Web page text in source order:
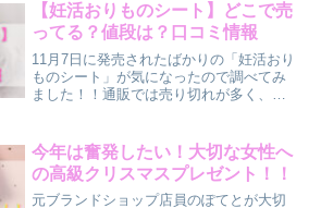
【妊活おりものシート】どこで売
ってる？値段は？口コミ情報
11月7日に発売されたばかりの「妊活おり
ものシート」が気になったので調べてみ
ました！！通販では売り切れが多く、店
てみました。気になる方は是非チェック
してみて下さいね。
今年は奮発したい！大切な女性へ
の高級クリスマスプレゼント！！
元ブランドショップ店員のぽてとが大切